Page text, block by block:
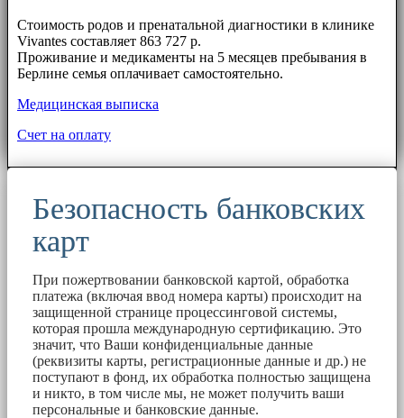
Стоимость родов и пренатальной диагностики в клинике
Vivantes составляет 863 727 р.
Проживание и медикаменты на 5 месяцев пребывания в
Берлине семья оплачивает самостоятельно.
Медицинская выписка
Счет на оплату
Безопасность банковских
карт
При пожертвовании банковской картой, обработка
платежа (включая ввод номера карты) происходит на
защищенной странице процессинговой системы,
которая прошла международную сертификацию. Это
значит, что Ваши конфиденциальные данные
(реквизиты карты, регистрационные данные и др.) не
поступают в фонд, их обработка полностью защищена
и никто, в том числе мы, не может получить ваши
персональные и банковские данные.